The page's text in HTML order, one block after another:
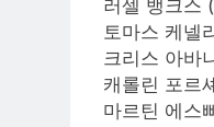
러셀 뱅크스
토마스 케넬
크리스 아바
캐롤린 포르
마르틴 에스